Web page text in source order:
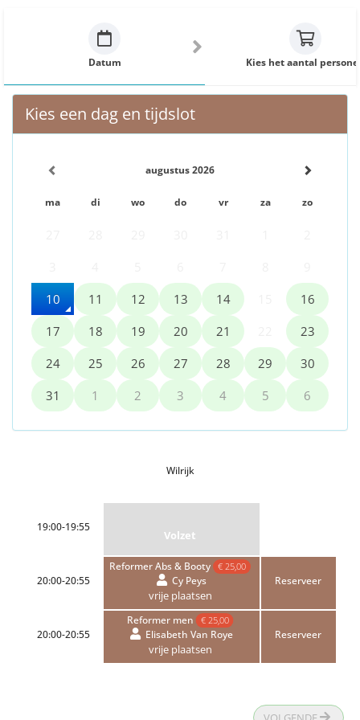
Datum Kies het aantal
Kies een dag en tijdslot
augustus 2026
ma di wo do vr za zo
10
11 12 13 14
16
17
18 19 20 21
23
24
25 26 27 28 29
30
31
1 2 3 4 5 6
Wilrijk
19:00-19:55
Volzet
20:00-20:55
Reformer Abs & Booty € 25,00
Cy Peys
vrije plaatsen
Reserveer
20:00-20:55
Reformer men € 25,00
Elisabeth Van Roye
vrije plaatsen
Reserveer